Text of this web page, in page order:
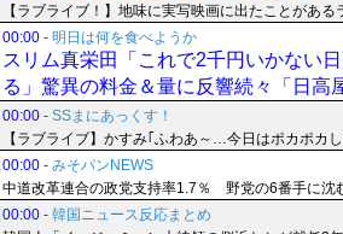
【ラブライブ！】地味に実写映画に出たことがあ
00:00 - 明日は何を食べようか
スリム真栄田「これで2千円いかない
る」驚異の料金＆量に反響続々「日高
00:00 - SSまにあっくす！
【ラブライブ】かすみ｢ふわあ～…今日はポカポカ
00:00 - みそパンNEWS
中道改革連合の政党支持率1.7％ 野党の6番手に沈
00:00 - 韓国ニュース反応まとめ